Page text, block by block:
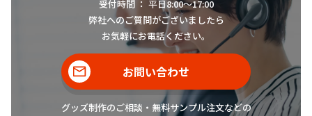
受付時間 ： 平日8:00〜17:00
弊社へのご質問がございましたら
お気軽にお電話ください。
お問い合わせ
グッズ制作のご相談・無料サンプル注文などの